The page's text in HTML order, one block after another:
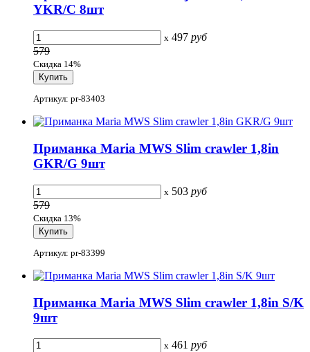
YKR/C 8шт
x 497 руб
579
Скидка 14%
Артикул: pr-83403
Приманка Maria MWS Slim crawler 1,8in
GKR/G 9шт
x 503 руб
579
Скидка 13%
Артикул: pr-83399
Приманка Maria MWS Slim crawler 1,8in S/K
9шт
x 461 руб